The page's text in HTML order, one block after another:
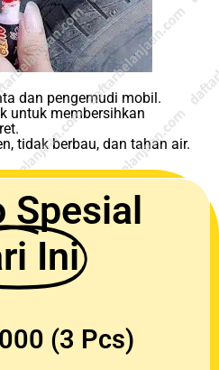
dan pengemudi mobil.
untuk membersihkan
tidak berbau, dan tahan air.
Spesial
Ini
(3 Pcs)